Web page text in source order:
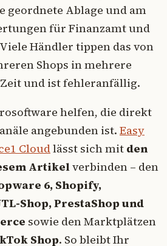
geordnete Ablage und am
für Finanzamt und
Händler tippen das von
Shops in mehrere
und ist fehleranfällig.
helfen, die direkt
angebunden ist.Easy
Cloudlässt sich mit den
Artikelverbinden – den
6, Shopify,
Shop, PrestaShop und
sowie den Marktplätzen
Shop. So bleibt Ihr